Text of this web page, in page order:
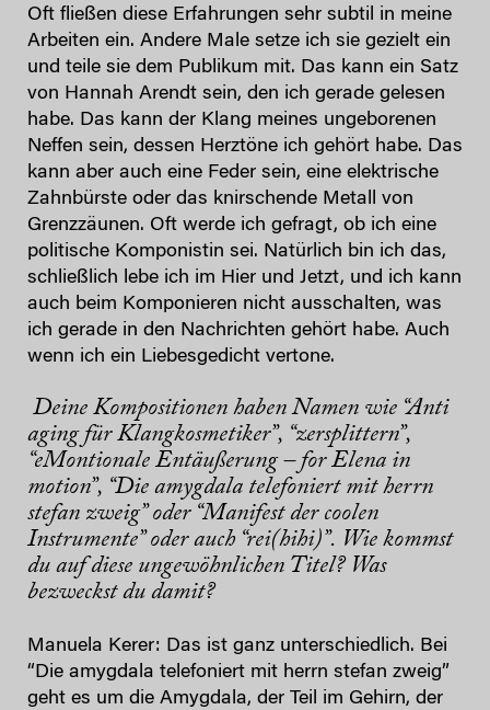
Oft fließen diese Erfahrungen sehr subtil in meine
Arbeiten ein. Andere Male setze ich sie gezielt ein
und teile sie dem Publikum mit. Das kann ein Satz
von Hannah Arendt sein, den ich gerade gelesen
habe. Das kann der Klang meines ungeborenen
Neffen sein, dessen Herztöne ich gehört habe. Das
kann aber auch eine Feder sein, eine elektrische
Zahnbürste oder das knirschende Metall von
Grenzzäunen. Oft werde ich gefragt, ob ich eine
politische Komponistin sei. Natürlich bin ich das,
schließlich lebe ich im Hier und Jetzt, und ich kann
auch beim Komponieren nicht ausschalten, was
ich gerade in den Nachrichten gehört habe. Auch
wenn ich ein Liebesgedicht vertone.
Deine Kompositionen haben Namen wie “Anti
aging für Klangkosmetiker”, “zersplittern”,
“eMontionale Entäußerung – for Elena in
motion”, “Die amygdala telefoniert mit herrn
stefan zweig” oder “Manifest der coolen
Instrumente” oder auch “rei(hihi)”. Wie kommst
du auf diese ungewöhnlichen Titel? Was
bezweckst du damit?
Manuela Kerer: Das ist ganz unterschiedlich. Bei
“Die amygdala telefoniert mit herrn stefan zweig”
geht es um die Amygdala, der Teil im Gehirn, der